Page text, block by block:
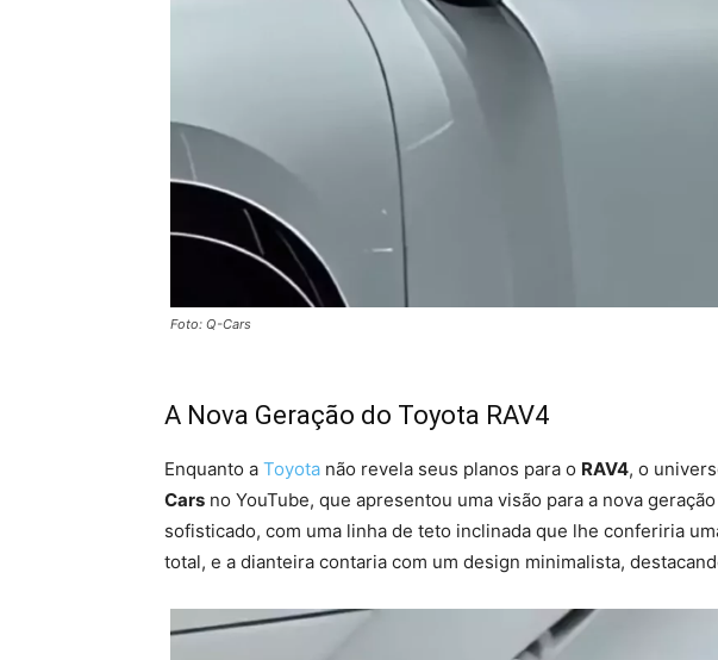
Foto: Q-Cars
A Nova Geração do Toyota RAV4
Enquanto a Toyota não revela seus planos para o RAV4, o
Cars no YouTube, que apresentou uma visão para a nova
sofisticado, com uma linha de teto inclinada que lhe conferiria
total, e a dianteira contaria com um design minimalista,